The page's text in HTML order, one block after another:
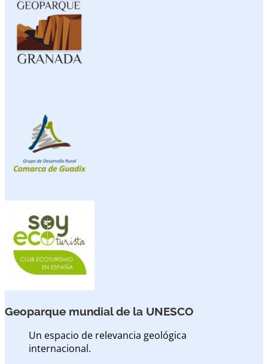
Geoparque mundial de la UNESCO
Un espacio de relevancia geológica
internacional.